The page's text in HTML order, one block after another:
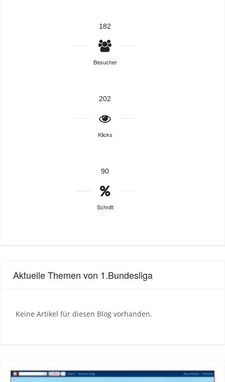
182
Besucher
202
Klicks
90
Schnitt
Aktuelle Themen von 1.Bundesliga
Keine Artikel für diesen Blog vorhanden.